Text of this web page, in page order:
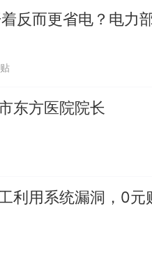
反而更省电？电力
东方医院院长
利用系统漏洞，0元